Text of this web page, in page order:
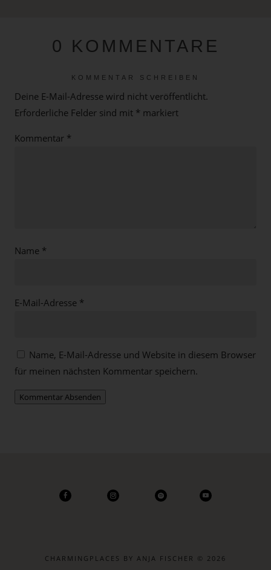
0 KOMMENTARE
KOMMENTAR SCHREIBEN
Deine E-Mail-Adresse wird nicht veröffentlicht.
Erforderliche Felder sind mit * markiert
Kommentar *
Name *
E-Mail-Adresse *
Name, E-Mail-Adresse und Website in diesem Browser
für meinen nächsten Kommentar speichern.
Kommentar Absenden
CHARMINGPLACES BY ANJA FISCHER © 2026